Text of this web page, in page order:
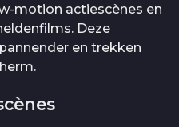
motion actiescènes en
Deze
en trekken